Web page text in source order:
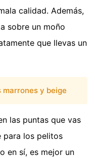
calidad. Además,
sobre un moño
que llevas un
y beige
las puntas que vas
para los pelitos
en sí, es mejor un